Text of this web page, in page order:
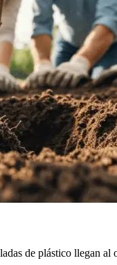
de plástico llegan al